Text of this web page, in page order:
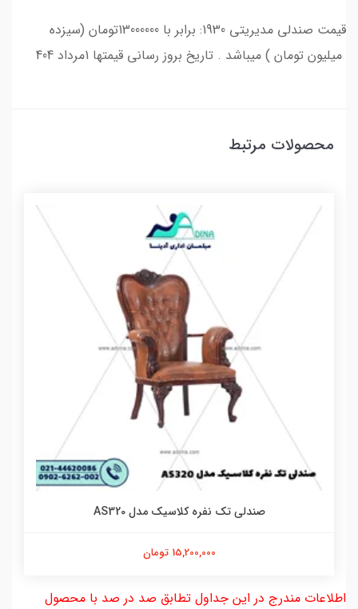
قیمت صندلی مدیریتی 1930: برابر با 13000000تومان (سیزده
میلیون تومان ) میباشد . تاریخ بروز رسانی قیمتها 1مرداد 404
محصولات مرتبط
صندلی تک نفره کلاسیک مدل AS320
15,200,000 تومان
اطلاعات مندرج در این جداول تطابق صد در صد با محصول